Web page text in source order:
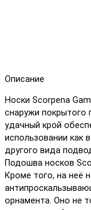
Описание
Носки Scorpena
снаружи покрытого
удачный крой
использовании как
другого вида
Подошва носков
Кроме того, на неё
орнамента. Оно не